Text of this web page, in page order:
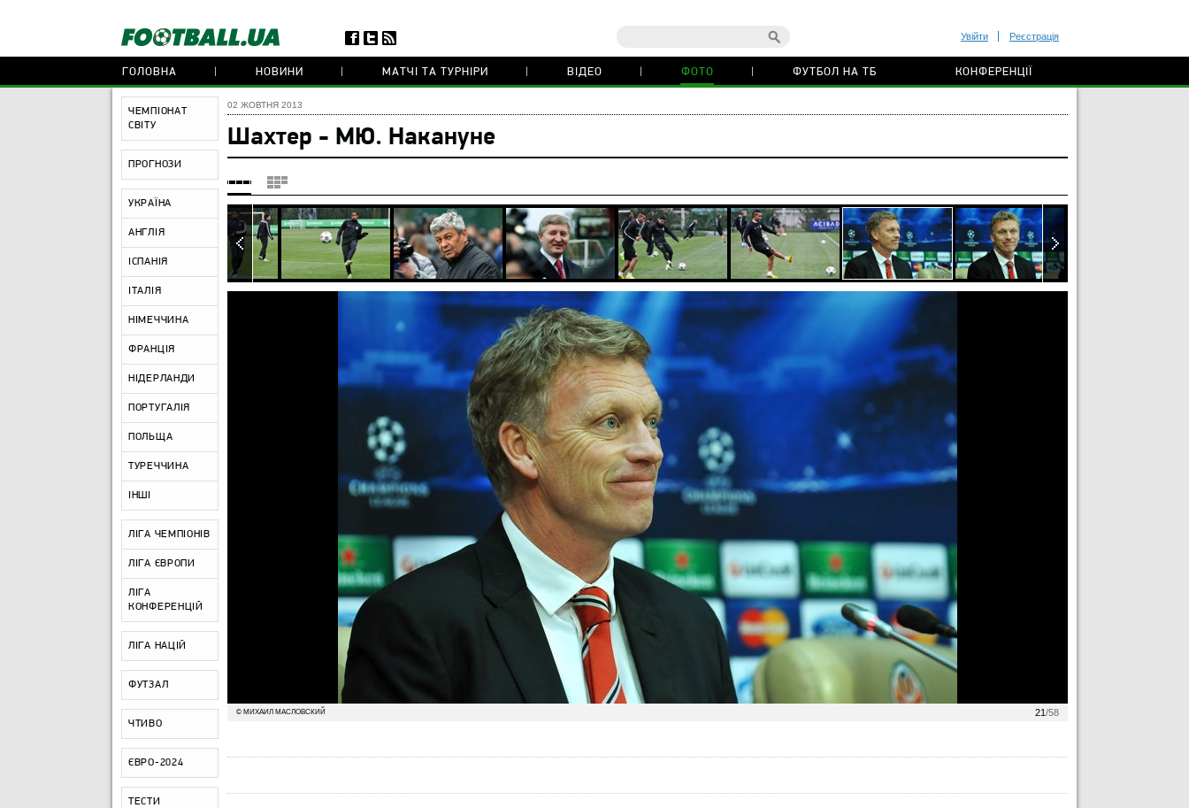
Увійти Реєстрація
ГОЛОВНА НОВИНИ МАТЧІ ТА ТУРНІРИ ВІДЕО ФОТО ФУТБОЛ НА ТБ КОНФЕРЕНЦІЇ
ЧЕМПІОНАТ
СВІТУ
ПРОГНОЗИ
УКРАЇНА
АНГЛІЯ
ІСПАНІЯ
ІТАЛІЯ
НІМЕЧЧИНА
ФРАНЦІЯ
НІДЕРЛАНДИ
ПОРТУГАЛІЯ
ПОЛЬЩА
ТУРЕЧЧИНА
ІНШІ
ЛІГА ЧЕМПІОНІВ
ЛІГА ЄВРОПИ
ЛІГА
КОНФЕРЕНЦІЙ
ЛІГА НАЦІЙ
ФУТЗАЛ
ЧТИВО
ЄВРО-2024
ТЕСТИ
02 ЖОВТНЯ 2013
Шахтер - МЮ. Накануне
21/58
© МИХАИЛ МАСЛОВСКИЙ